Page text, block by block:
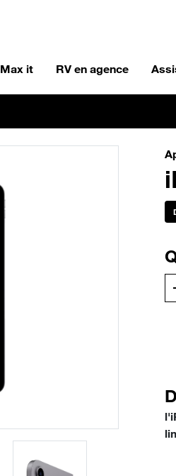
Max it RV en agence
l'